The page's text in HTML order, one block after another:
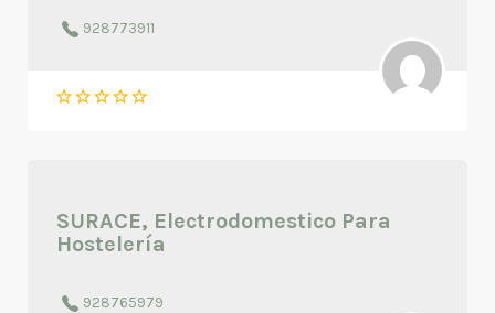
928773911
SURACE, Electrodomestico Para
Hostelería
928765979